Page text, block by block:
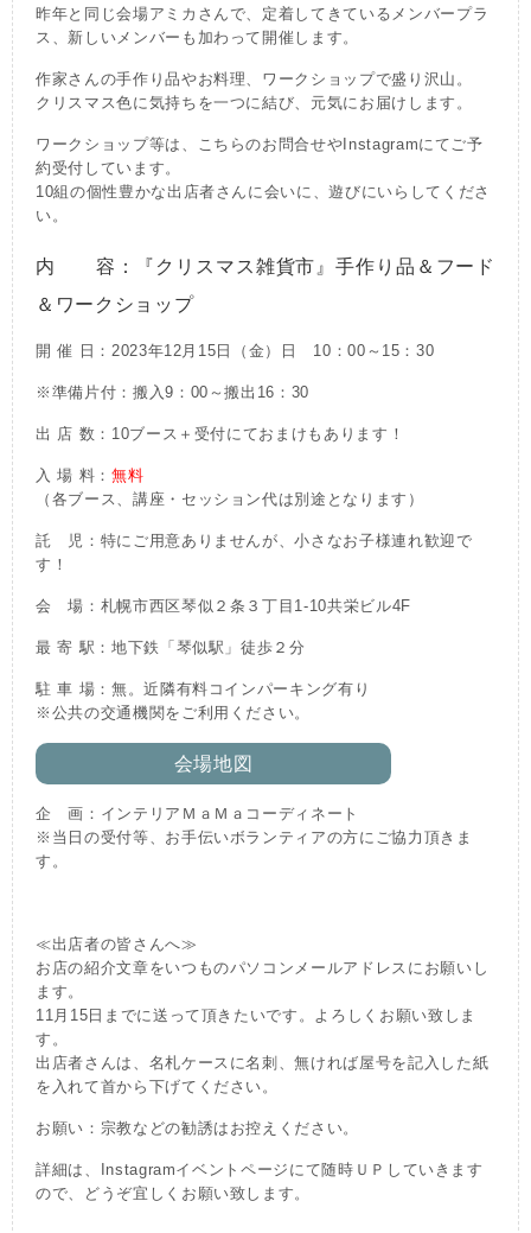
昨年と同じ会場アミカさんで、定着してきているメンバープラ
ス、新しいメンバーも加わって開催します。
作家さんの手作り品やお料理、ワークショップで盛り沢山。
クリスマス色に気持ちを一つに結び、元気にお届けします。
ワークショップ等は、こちらのお問合せやInstagramにてご予
約受付しています。
10組の個性豊かな出店者さんに会いに、遊びにいらしてくださ
い。
内 容：『クリスマス雑貨市』手作り品＆フード
＆ワークショップ
開 催 日：2023年12月15日（金）日 10：00～15：30
※準備片付：搬入9：00～搬出16：30
出 店 数：10ブース＋受付にておまけもあります！
入 場 料： 無料
（各ブース、講座・セッション代は別途となります）
託 児：特にご用意ありませんが、小さなお子様連れ歓迎で
す！
会 場：札幌市西区琴似２条３丁目1-10共栄ビル4F
最 寄 駅：地下鉄「琴似駅」徒歩２分
駐 車 場：無。近隣有料コインパーキング有り
※公共の交通機関をご利用ください。
会場地図
企 画：インテリアＭａＭａコーディネート
※当日の受付等、お手伝いボランティアの方にご協力頂きま
す。
≪出店者の皆さんへ≫
お店の紹介文章をいつものパソコンメールアドレスにお願いし
ます。
11月15日までに送って頂きたいです。よろしくお願い致しま
す。
出店者さんは、名札ケースに名刺、無ければ屋号を記入した紙
を入れて首から下げてください。
お願い：宗教などの勧誘はお控えください。
詳細は、Instagramイベントページにて随時ＵＰしていきます
ので、どうぞ宜しくお願い致します。